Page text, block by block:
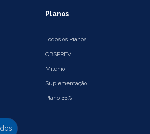
Planos
Todos os Planos
CBSPREV
Milênio
Suplementação
Plano 35%